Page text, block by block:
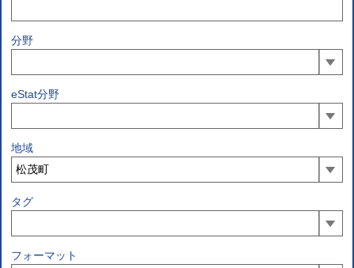
分野
eStat分野
地域
タグ
フォーマット